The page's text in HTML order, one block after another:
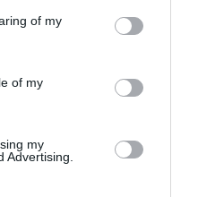
of my
of my
my
Advertising.
αρματωσιάς
για συρτή µε ζωντανό ή
για µισό περίπου
δένουµε τα αγκίστρια
πετονιά, µπορεί ένα τµήµα
διακριτικό,
πιθανότητες να κοπεί στη